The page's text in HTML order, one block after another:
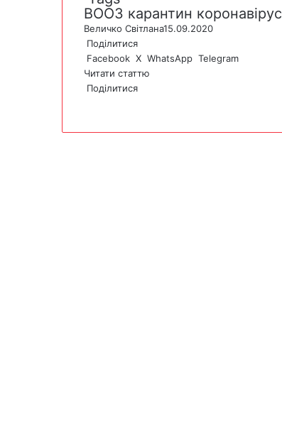
ВООЗ карантин коронавірус
Величко Світлана15.09.2020
Поділитися
Facebook X WhatsApp Telegram
Читати статтю
Поділитися
calb
i